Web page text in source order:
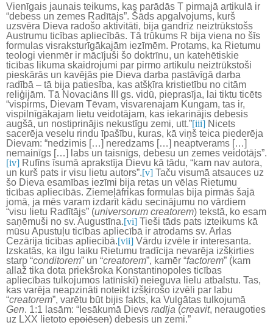
Vienīgais jaunais teikums, kas parādās T pirmajā artikulā ir
“debess un zemes Radītājs”. Šāds apgalvojums, kurš
uzsvēra Dieva radošo aktivitāti, bija gandrīz neiztrūkstošs
Austrumu ticības apliecībās. Tā trūkums R bija viena no šīs
formulas visraksturīgākajām iezīmēm. Protams, ka Rietumu
teologi vienmēr ir mācījuši šo doktrīnu, un katehētiskie
ticības likuma skaidrojumi par pirmo artikulu neiztrūkstoši
pieskārās un kavējās pie Dieva darba pastāvīgā darba
radībā – tā bija patiesība, kas atšķīra kristietību no citām
reliģijām. Tā Novaciāns III gs. vidū, pieprasīja, lai tiktu ticēts
“vispirms, Dievam Tēvam, visvarenajam Kungam, tas ir,
vispilnīgākajam lietu veidotājam, kas iekarinājis debesis
augšā, un nostiprinājis nekustīgu zemi, utt.”[iii] Nicets
sacerēja veselu rindu īpašību, kuras, kā viņš teica piederēja
Dievam: “nedzimis […] neredzams […] neaptverams […]
nemainīgs […] labs un taisnīgs, debesu un zemes veidotājs”.
[iv] Rufīns īsumā aprakstīja Dievu kā tādu, “kam nav autora,
un kurš pats ir visu lietu autors”.[v] Taču visumā atsauces uz
šo Dieva esamības iezīmi bija retas un vēlas Rietumu
ticības apliecībās. Ziemeļāfrikas formulas bija pirmās šajā
jomā, ja mēs varam izdarīt kādu secinājumu no vārdiem
“visu lietu Radītājs” (universorum creatorem) tekstā, ko esam
saņēmuši no sv. Augustīna.[vi] Tieši tāds pats izteikums kā
mūsu Apustuļu ticības apliecībā ir atrodams sv. Arlas
Cezārija ticības apliecībā.[vii] Vārdu izvēle ir interesanta.
Izskatās, ka ilgu laiku Rietumu tradīcija nevarēja izšķirties
starp “conditorem” un “creatorem”, kamēr “factorem” (kam
allaž tika dota priekšroka Konstantinopoles ticības
apliecības tulkojumos latīniski) neieguva lielu atbalstu. Tas,
kas varēja neapzināti noteikt izšķirošo izvēli par labu
“creatorem”, varētu būt bijis fakts, ka Vulgātas tulkojumā
Gen. 1:1 lasām: “Iesākumā Dievs radīja (creavit, neraugoties
uz LXX lietoto epoiēsen) debesis un zemi.”